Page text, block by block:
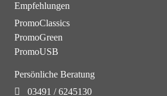
Empfehlungen
PromoClassics
PromoGreen
PromoUSB
Persönliche Beratung
03491 / 6245130